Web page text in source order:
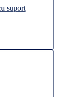
suport